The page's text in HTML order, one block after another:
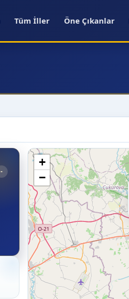
Tüm İller Öne Çıkanlar
-
+
−